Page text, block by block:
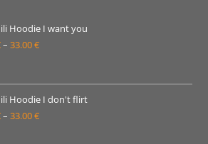
Hoodie I want you
– 33.00€Raspon
od
19.00 €
do
ili Hoodie I don't flirt
– 33.00€Raspon